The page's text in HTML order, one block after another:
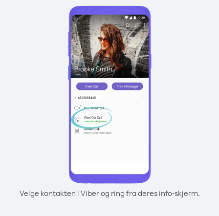
Velge kontakten i Viber og ring fra deres info-skjerm.